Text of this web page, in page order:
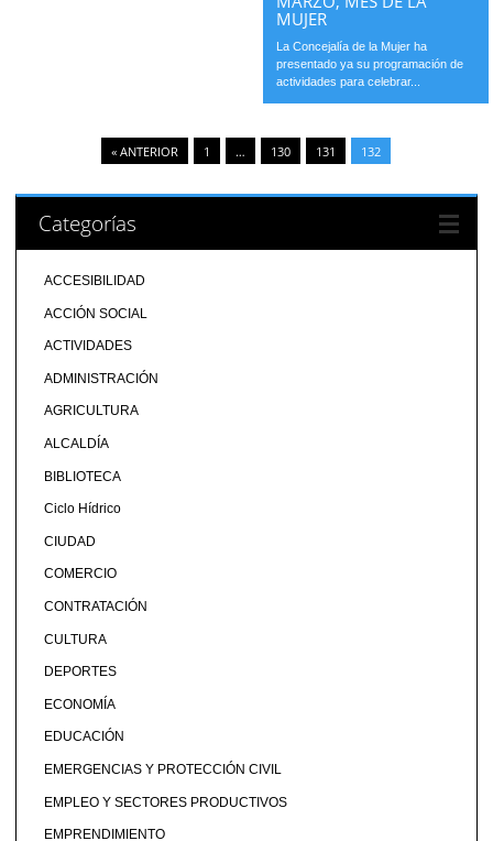
MUJER
La Concejalía de la Mujer ha
presentado ya su programación de
actividades para celebrar...
« ANTERIOR 1 … 130 131 132
Categorías
ACCESIBILIDAD
ACCIÓN SOCIAL
ACTIVIDADES
ADMINISTRACIÓN
AGRICULTURA
ALCALDÍA
BIBLIOTECA
Ciclo Hídrico
CIUDAD
COMERCIO
CONTRATACIÓN
CULTURA
DEPORTES
ECONOMÍA
EDUCACIÓN
EMERGENCIAS Y PROTECCIÓN CIVIL
EMPLEO Y SECTORES PRODUCTIVOS
EMPRENDIMIENTO